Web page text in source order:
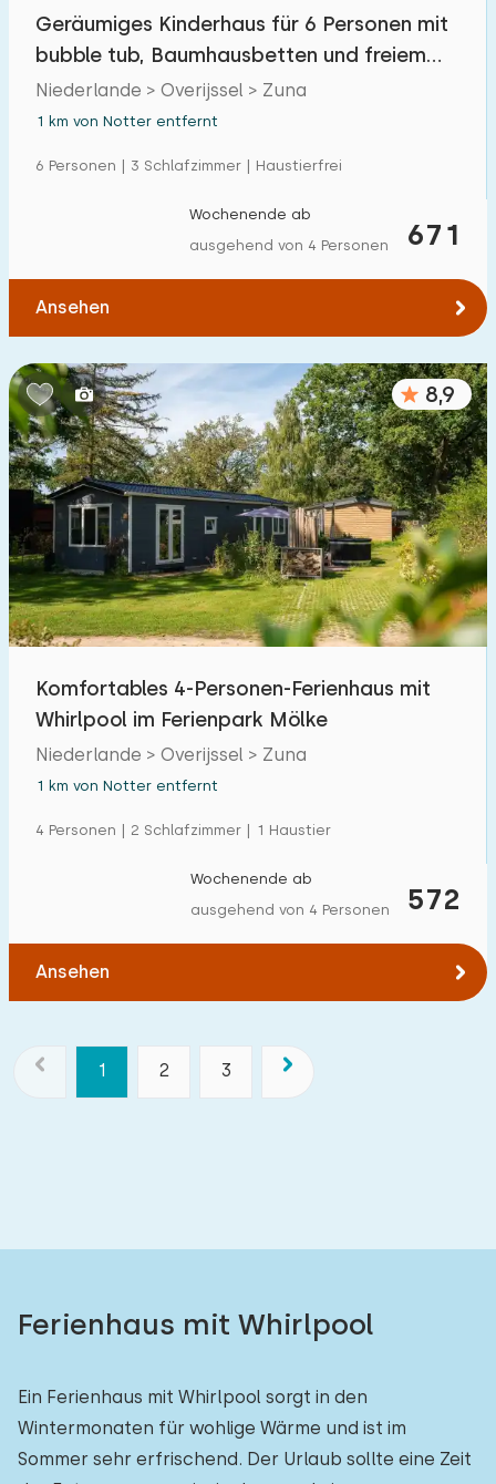
Geräumiges Kinderhaus für 6 Personen mit
bubble tub, Baumhausbetten und freiem
Ausblick
Niederlande > Overijssel > Zuna
1 km von Notter entfernt
6 Personen | 3 Schlafzimmer | Haustierfrei
671
Wochenende ab
ausgehend von 4 Personen
Ansehen
8,9
Komfortables 4-Personen-Ferienhaus mit
Whirlpool im Ferienpark Mölke
Niederlande > Overijssel > Zuna
1 km von Notter entfernt
4 Personen | 2 Schlafzimmer | 1 Haustier
572
Wochenende ab
ausgehend von 4 Personen
Ansehen
1 2 3
Ferienhaus mit Whirlpool
Ein Ferienhaus mit Whirlpool sorgt in den
Wintermonaten für wohlige Wärme und ist im
Sommer sehr erfrischend. Der Urlaub sollte eine Zeit